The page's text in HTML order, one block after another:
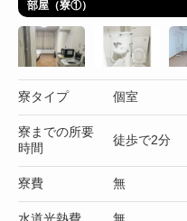
部屋（寮①）
寮タイプ 個室
寮までの所要
時間
徒歩で2分
寮費 無